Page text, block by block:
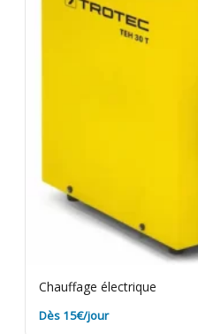
Chauffage électrique
Dès 15€/jour